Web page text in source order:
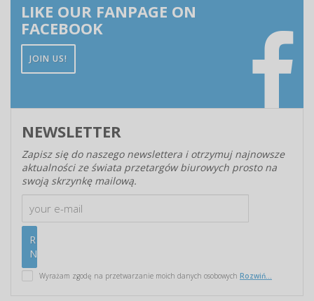
LIKE OUR FANPAGE ON
FACEBOOK
JOIN US!
NEWSLETTER
Zapisz się do naszego newslettera i otrzymuj najnowsze
aktualności ze świata przetargów biurowych prosto na
swoją skrzynkę mailową.
Wyrażam zgodę na przetwarzanie moich danych osobowych Rozwiń...